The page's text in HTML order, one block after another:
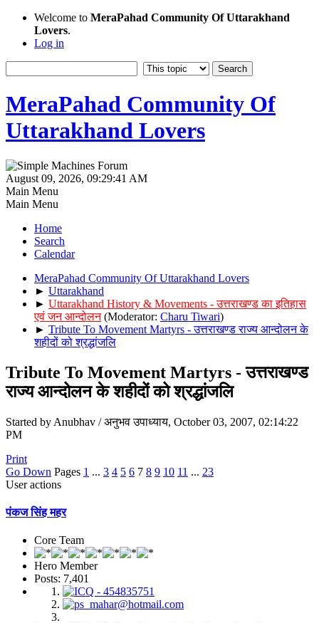
Welcome to MeraPahad Community Of Uttarakhand
Lovers.
Log in
MeraPahad Community Of
Uttarakhand Lovers
August 09, 2026, 09:29:41 AM
Main Menu
Main Menu
Home
Search
Calendar
MeraPahad Community Of Uttarakhand Lovers
► Uttarakhand
► Uttarakhand History & Movements - उत्तराखण्ड का इतिहास
एवं जन आन्दोलन (Moderator: Charu Tiwari)
► Tribute To Movement Martyrs - उत्तराखण्ड राज्य आन्दोलन के
शहीदों को श्रद्धांजलि
Tribute To Movement Martyrs - उत्तराखण्ड
राज्य आन्दोलन के शहीदों को श्रद्धांजलि
Started by Anubhav / अनुभव उपाध्याय, October 03, 2007, 02:14:22
PM
Print
Go Down Pages 1 ... 3 4 5 6 7 8 9 10 11 ... 23
User actions
पंकज सिंह महर
Core Team
Hero Member
Posts: 7,401